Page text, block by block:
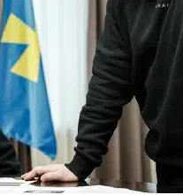
ВНАСЛІДОК
ПОМЕР ВОЇН
25 листопада 2025